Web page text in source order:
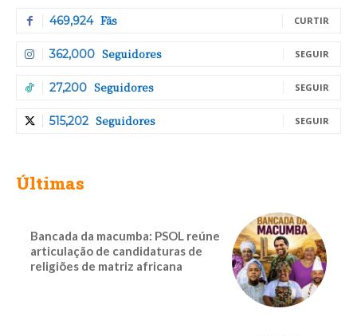
469,924 Fãs CURTIR
362,000 Seguidores SEGUIR
27,200 Seguidores SEGUIR
515,202 Seguidores SEGUIR
Últimas
Bancada da macumba: PSOL reúne
articulação de candidaturas de
religiões de matriz africana